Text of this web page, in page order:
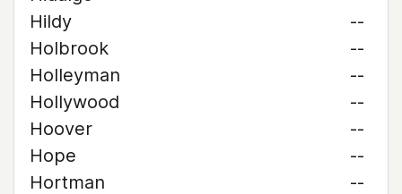
Hildy
--
Holbrook
--
Holleyman
--
Hollywood
--
Hoover
--
Hope
--
Hortman
--